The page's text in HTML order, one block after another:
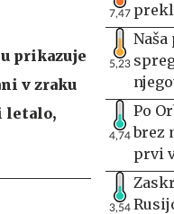
prikazuje
v zraku
letalo,
7,47
5,23
4,74
Po
brez
prvi
3,54